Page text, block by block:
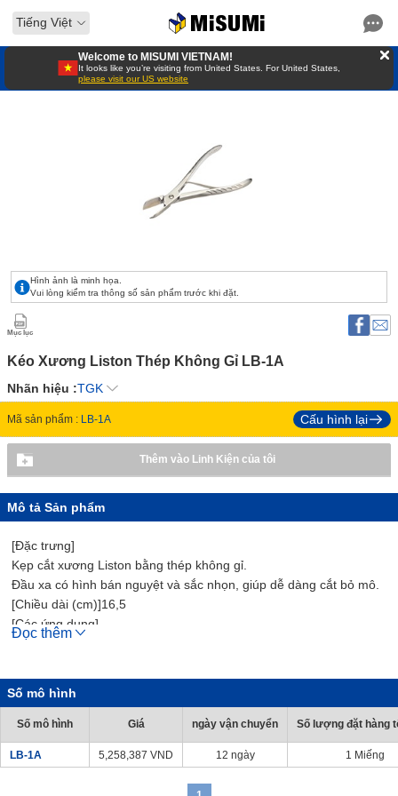
Tiếng Việt
Welcome to MISUMI VIETNAM!
It looks like you’re visiting from United States. For United States,
please visit our US website
Hình ảnh là minh họa.
Vui lòng kiểm tra thông số sản phẩm trước khi đặt.
Mục lục
Kéo Xương Liston Thép Không Gỉ LB-1A
Nhãn hiệu :TGK
Mã sản phẩm : LB-1A Cấu hình lại
Thêm vào Linh Kiện của tôi
Mô tả Sản phẩm
[Đặc trưng]
Kẹp cắt xương Liston bằng thép không gỉ.
Đầu xa có hình bán nguyệt và sắc nhọn, giúp dễ dàng cắt bỏ mô.
[Chiều dài (cm)]16,5
[Các ứng dụng]
Nó được sử dụng để loại bỏ các mô cứng như xương.
Đọc thêm
Số mô hình
Số mô hình Giá ngày vận chuyển Số lượng đặt hàng
LB-1A 5,258,387 VND 12 ngày 1 Miếng